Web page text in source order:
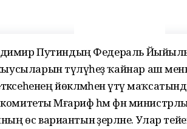
Путиндың Федераль
түләүһеҙ ҡайнар аш
йөкләмәһен үтәү
комитеты Мәғариф һәм фән
өс вариантын әҙерләне. Улар